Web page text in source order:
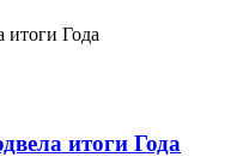
итоги Года